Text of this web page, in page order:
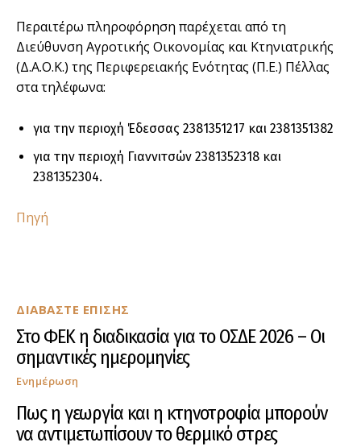
ΔΙΑΒΑΣΤΕ ΕΠΙΣΗΣ
Στο ΦΕΚ η διαδικασία για το ΟΣΔΕ 2026 – Οι
σημαντικές ημερομηνίες
Ενημέρωση
Πως η γεωργία και η κτηνοτροφία μπορούν
να αντιμετωπίσουν το θερμικό στρες
Περαιτέρω πληροφόρηση παρέχεται από τη
Διεύθυνση Αγροτικής Οικονομίας και Κτηνιατρικής
(Δ.Α.Ο.Κ.) της Περιφερειακής Ενότητας (Π.Ε.) Πέλλας
στα τηλέφωνα:
για την περιοχή Έδεσσας 2381351217 και 2381351382
για την περιοχή Γιαννιτσών 2381352318 και
2381352304.
Πηγή